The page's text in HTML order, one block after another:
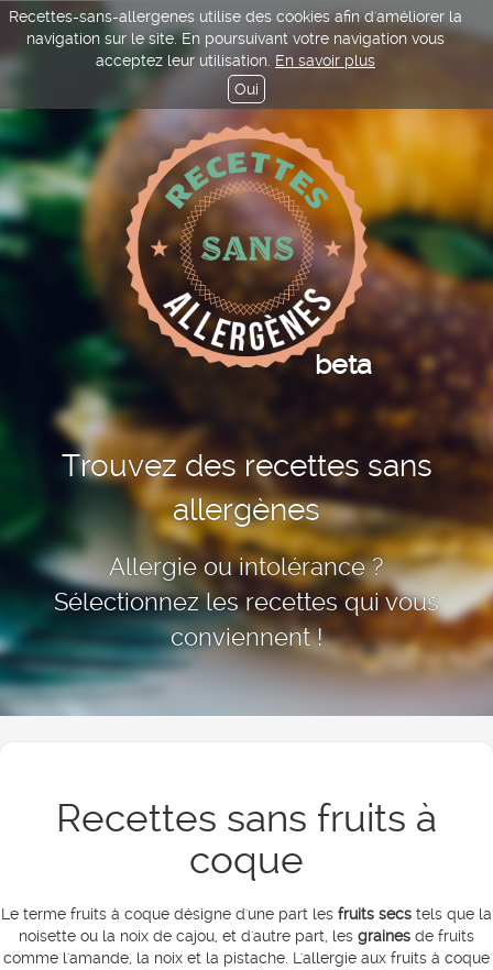
Recettes-sans-allergenes utilise des cookies afin d'améliorer la
navigation sur le site. En poursuivant votre navigation vous
acceptez leur utilisation. En savoir plus
Oui
beta
Trouvez des recettes sans
allergènes
Allergie ou intolérance ?
Sélectionnez les recettes qui vous
conviennent !
Recettes sans fruits à
coque
Le terme fruits à coque désigne d'une part les fruits secs tels que la
noisette ou la noix de cajou, et d'autre part, les graines de fruits
comme l'amande, la noix et la pistache. L'allergie aux fruits à coque